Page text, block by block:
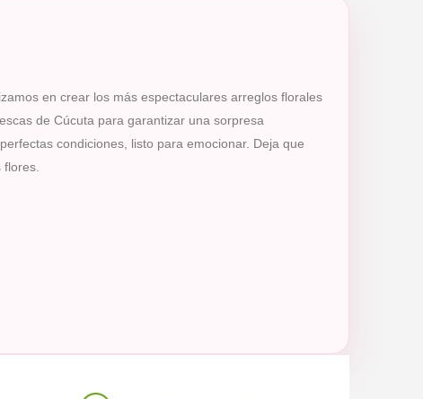
en crear los más espectaculares arreglos florales
de Cúcuta para garantizar una sorpresa
condiciones, listo para emocionar. Deja que
flores.